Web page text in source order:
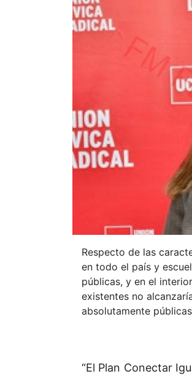
Respecto de las
en todo el país y
públicas, y en el
existentes no
absolutamente
“El Plan Conectar